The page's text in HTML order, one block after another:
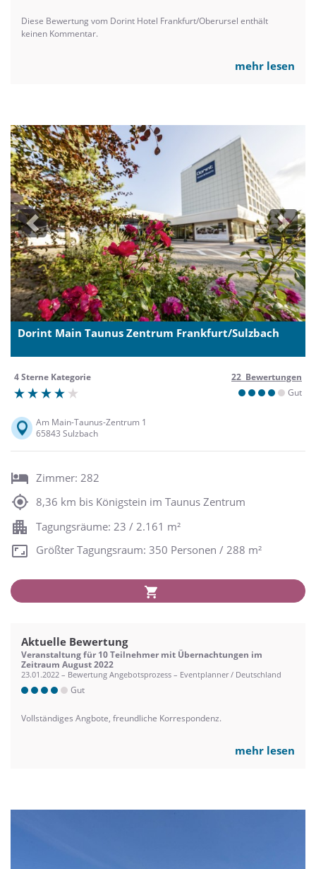
Diese Bewertung vom Dorint Hotel Frankfurt/Oberursel enthält
keinen Kommentar.
mehr lesen
Previous Next
Dorint Main Taunus Zentrum Frankfurt/Sulzbach
4 Sterne Kategorie
22 Bewertungen
Gut
Am Main-Taunus-Zentrum 1
65843 Sulzbach
Zimmer: 282
8,36 km bis Königstein im Taunus Zentrum
Tagungsräume: 23 / 2.161 m²
Größter Tagungsraum: 350 Personen / 288 m²
Aktuelle Bewertung
Veranstaltung für 10 Teilnehmer mit Übernachtungen im
Zeitraum August 2022
23.01.2022 – Bewertung Angebotsprozess – Eventplanner / Deutschland
Gut
Vollständiges Angbote, freundliche Korrespondenz.
mehr lesen